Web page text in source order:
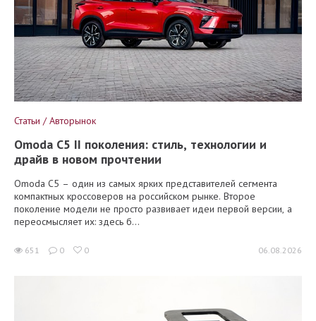
Статьи / Авторынок
Omoda C5 II поколения: стиль, технологии и
драйв в новом прочтении
Omoda C5 – один из самых ярких представителей сегмента
компактных кроссоверов на российском рынке. Второе
поколение модели не просто развивает идеи первой версии, а
переосмысляет их: здесь б...
651 0 0 06.08.2026